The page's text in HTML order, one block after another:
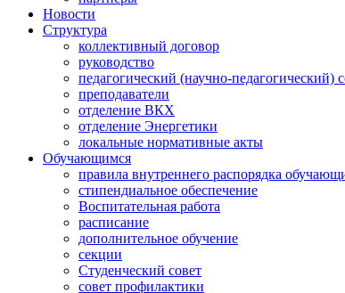
Новости
Структура
коллективный договор
руководство
педагогический (научно-педагогический)
преподаватели
отделение ВКХ
отделение Энергетики
локальные нормативные акты
Обучающимся
правила внутреннего распорядка
стипендиальное обеспечение
Воспитательная работа
расписание
дополнительное обучение
секции
Студенческий совет
совет профилактики